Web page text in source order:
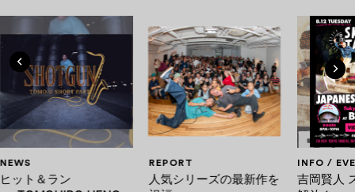
NEWS
ヒット＆ラン
REPORT
人気シリーズの最新作を
INFO /
吉岡賢人